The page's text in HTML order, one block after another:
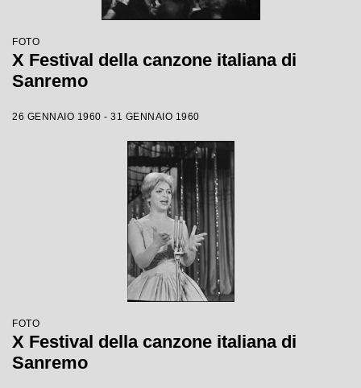
FOTO
X Festival della canzone italiana di
Sanremo
26 GENNAIO 1960 - 31 GENNAIO 1960
FOTO
X Festival della canzone italiana di
Sanremo